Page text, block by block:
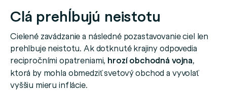
Clá prehĺbujú neistotu
Cielené zavádzanie a následné pozastavovanie ciel len
prehlbuje neistotu. Ak dotknuté krajiny odpovedia
recipročními opatreniami, hrozí obchodná vojna,
ktorá by mohla obmedziť svetový obchod a vyvolať
vyššiu mieru inflácie.